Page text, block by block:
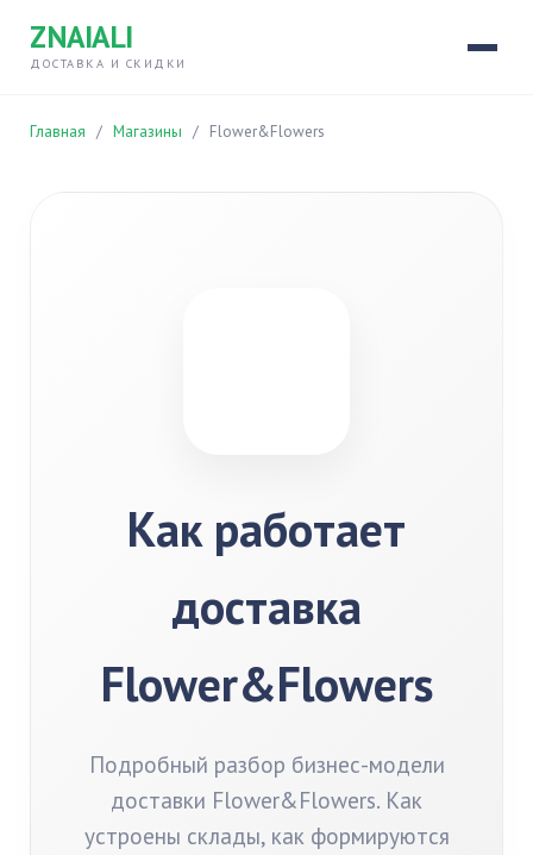
ZNAIALI
ДОСТАВКА И СКИДКИ
Главная / Магазины / Flower&Flowers
Как работает
доставка
Flower&Flowers
Подробный разбор бизнес-модели
доставки Flower&Flowers. Как
устроены склады, как формируются